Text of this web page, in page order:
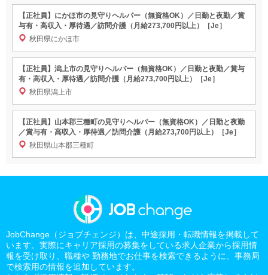
【正社員】にかほ市の見守りヘルパー（無資格OK）／日勤と夜勤／賞
与有・高収入・厚待遇／訪問介護（月給273,700円以上）［Je］
秋田県にかほ市
【正社員】潟上市の見守りヘルパー（無資格OK）／日勤と夜勤／賞与
有・高収入・厚待遇／訪問介護（月給273,700円以上）［Je］
秋田県潟上市
【正社員】山本郡三種町の見守りヘルパー（無資格OK）／日勤と夜勤
／賞与有・高収入・厚待遇／訪問介護（月給273,700円以上）［Je］
秋田県山本郡三種町
JobChange（ジョブチェンジ）は、中途採用・転職情報を掲載して
います。実際にキャリア採用の募集をしている求人企業から採用情
報を受け取り、職種や 勤務地でお仕事を検索できるように、事務局
で検索用の情報を追加しています。